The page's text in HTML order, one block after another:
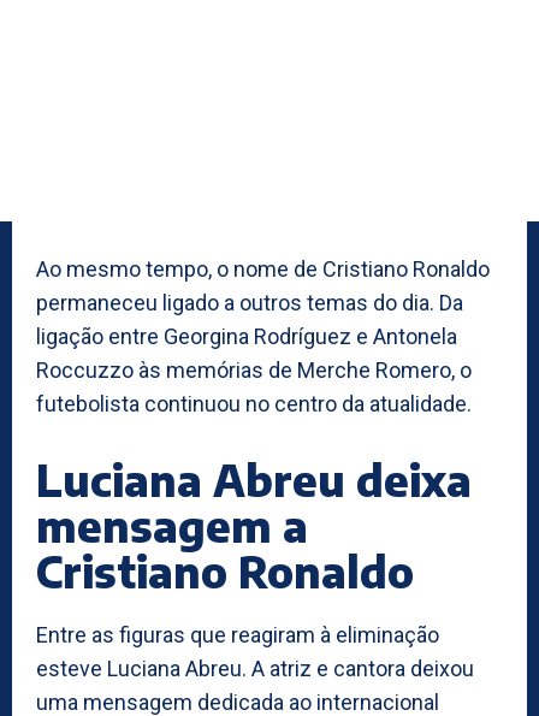
Ao mesmo tempo, o nome de Cristiano Ronaldo
permaneceu ligado a outros temas do dia. Da
ligação entre Georgina Rodríguez e Antonela
Roccuzzo às memórias de Merche Romero, o
futebolista continuou no centro da atualidade.
Luciana Abreu deixa
mensagem a
Cristiano Ronaldo
Entre as figuras que reagiram à eliminação
esteve Luciana Abreu. A atriz e cantora deixou
uma mensagem dedicada ao internacional